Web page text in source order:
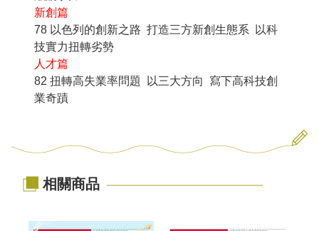
新創篇
78 以色列的創新之路 打造三方新創生態系 以科
技實力扭轉劣勢
人才篇
82 扭轉高失業率問題 以三大方向 寫下高科技創
業奇蹟
相關商品